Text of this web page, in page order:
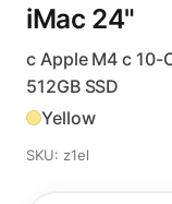
iMac 24"
с Apple M4 с 10-
512GB SSD
Yellow
SKU: z1el